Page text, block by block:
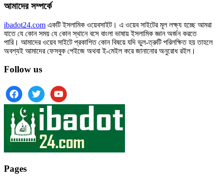
আমাদের সম্পর্কে
ibadot24.com একটি ইসলামিক ওয়েবসাইট। এ ওয়েব সাইটের মূল লক্ষ্য হচ্ছে আমরা
যাতে যে কোন সময় যে কোন স্থানে বসে বাংলা ভাষায় ইসলামিক জ্ঞান অর্জন করতে
পারি। আমাদের ওয়েব সাইটে প্রকাশিত কোন বিষয়ে যদি ভুল-ত্রুটি পরিলক্ষিত হয় তাহলে
অবশ্যই আমাদের ফেসবুক পেইজে অথবা ই-মেইল করে জানানোর অনুরোধ রইল।
Follow us
facebooktwitter youtube
Pages